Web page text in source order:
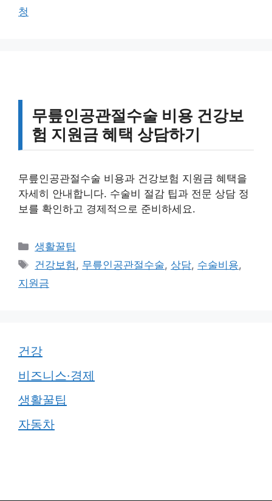
청
무릎인공관절수술 비용 건강보
험 지원금 혜택 상담하기
무릎인공관절수술 비용과 건강보험 지원금 혜택을
자세히 안내합니다. 수술비 절감 팁과 전문 상담 정
보를 확인하고 경제적으로 준비하세요.
카
테
리
생활꿀팁
태
그
건강보험, 무릎인공관절수술, 상담, 수술비용,
지원금
건강
비즈니스·경제
생활꿀팁
자동차